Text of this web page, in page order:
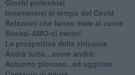
Giochi pericolosi
Innamorarsi al tempo del Covid
​Relazioni che fanno male al cuore
​Stressi-AMO-ci meno!
​La prospettiva della chiusura
​Andrà tutto…come andrà!
Autunno piovoso...ed uggioso